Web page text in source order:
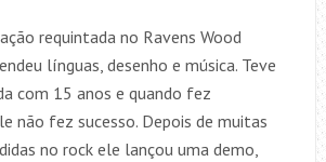
requintada no Ravens Wood
línguas, desenho e música. Teve
com 15 anos e quando fez
não fez sucesso. Depois de muitas
no rock ele lançou uma demo,